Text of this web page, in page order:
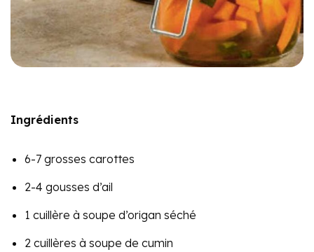
Ingrédients
6-7 grosses carottes
2-4 gousses d’ail
1 cuillère à soupe d’origan séché
2 cuillères à soupe de cumin